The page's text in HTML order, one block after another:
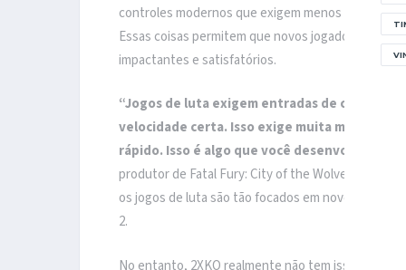
controles modernos que exigem menos entradas,
Essas coisas permitem que novos jogadores
impactantes e satisfatórios.
“Jogos de luta exigem entradas de
velocidade certa. Isso exige muita memória
rápido. Isso é algo que você desenvolve
produtor de Fatal Fury: City of the Wolves, Shinya
os jogos de luta são tão focados em novos
2.
No entanto, 2XKO realmente não tem isso. A